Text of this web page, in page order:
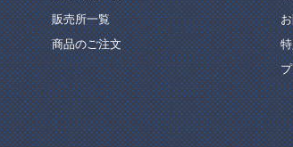
販売所一覧
商品のご注文